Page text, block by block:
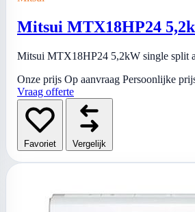
Mitsui MTX18HP24
Mitsui MTX18HP24 5,2kW single split
Onze prijs Op aanvraag Persoonlijke
Vraag offerte
Favoriet Vergelijk